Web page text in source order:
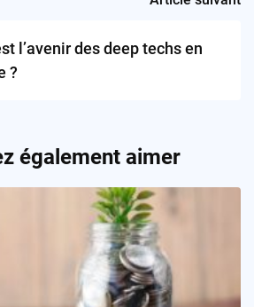
l’avenir des deep techs en
?
également aimer